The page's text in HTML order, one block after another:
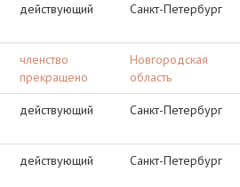
действующий Санкт-Петербург
членство
прекращено
Новгородская
область
действующий Санкт-Петербург
действующий Санкт-Петербург